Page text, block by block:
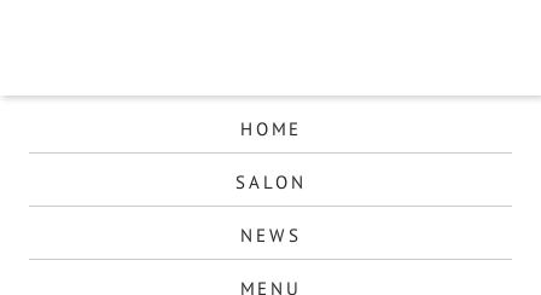
HOME
SALON
NEWS
MENU